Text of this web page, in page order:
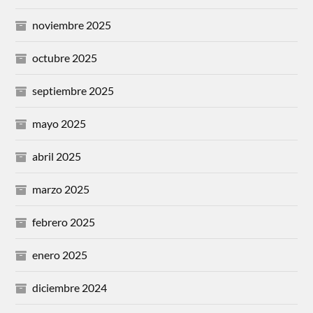
noviembre 2025
octubre 2025
septiembre 2025
mayo 2025
abril 2025
marzo 2025
febrero 2025
enero 2025
diciembre 2024